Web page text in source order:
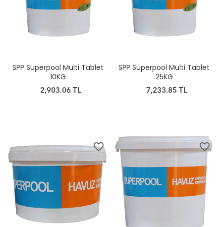
SPP Superpool Multi Tablet
10KG
2,903.06 TL
SPP Superpool Multi Tablet
25KG
7,233.85 TL
favorite_border favorite_border